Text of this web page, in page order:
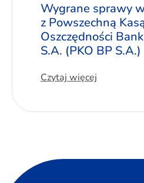
Wygrane sprawy
z Powszechną
Oszczędności
S.A. (PKO BP S.A.)
Czytaj więcej